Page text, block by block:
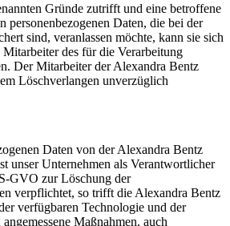
Gründe zutrifft und eine betroffene
personenbezogenen Daten, die bei der
sind, veranlassen möchte, kann sie sich
des für die Verarbeitung
Der Mitarbeiter der Alexandra Bentz
Löschverlangen unverzüglich
Daten von der Alexandra Bentz
unser Unternehmen als Verantwortlicher
GVO zur Löschung der
verpflichtet, so trifft die Alexandra Bentz
verfügbaren Technologie und der
Maßnahmen, auch